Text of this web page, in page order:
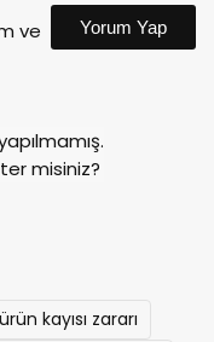
ve
Yorum Yap
misiniz?
kayısı zararı